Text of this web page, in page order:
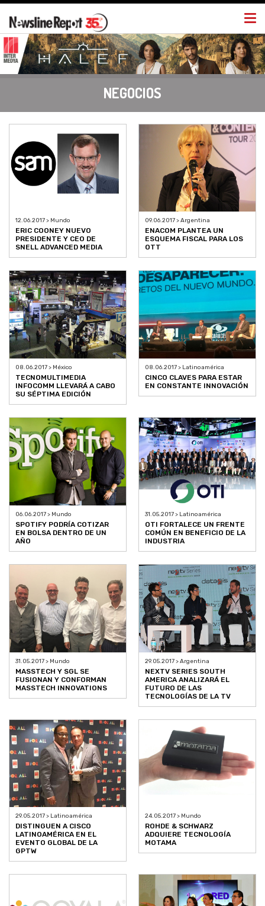
NEGOCIOS
12.06.2017 > Mundo
ERIC COONEY NUEVO
PRESIDENTE Y CEO DE
SNELL ADVANCED MEDIA
09.06.2017 > Argentina
ENACOM PLANTEA UN
ESQUEMA FISCAL PARA LOS
OTT
08.06.2017 > México
TECNOMULTIMEDIA
INFOCOMM LLEVARÁ A CABO
SU SÉPTIMA EDICIÓN
08.06.2017 > Latinoamérica
CINCO CLAVES PARA ESTAR
EN CONSTANTE INNOVACIÓN
06.06.2017 > Mundo
SPOTIFY PODRÍA COTIZAR
EN BOLSA DENTRO DE UN
AÑO
31.05.2017 > Latinoamérica
OTI FORTALECE UN FRENTE
COMÚN EN BENEFICIO DE LA
INDUSTRIA
31.05.2017 > Mundo
MASSTECH Y SGL SE
FUSIONAN Y CONFORMAN
MASSTECH INNOVATIONS
29.05.2017 > Argentina
NEXTV SERIES SOUTH
AMERICA ANALIZARÁ EL
FUTURO DE LAS
TECNOLOGÍAS DE LA TV
29.05.2017 > Latinoamérica
DISTINGUEN A CISCO
LATINOAMÉRICA EN EL
EVENTO GLOBAL DE LA
GPTW
24.05.2017 > Mundo
ROHDE & SCHWARZ
ADQUIERE TECNOLOGÍA
MOTAMA